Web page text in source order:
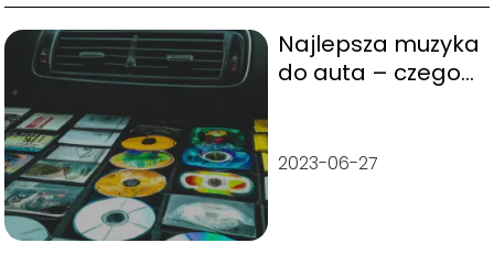
Najlepsza muzyka
do auta – czego
2023-06-27